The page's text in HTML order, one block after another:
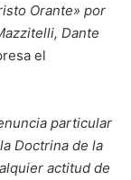
Orante» por
Dante
el
particular
Doctrina de la
actitud de